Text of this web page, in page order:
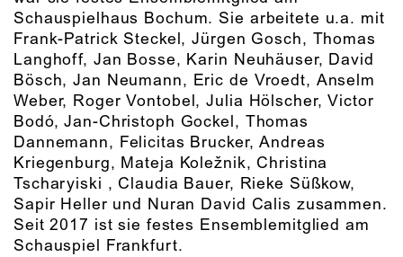
Schauspielhaus Bochum. Sie arbeitete u.a. mit
Frank-Patrick Steckel, Jürgen Gosch, Thomas
Langhoff, Jan Bosse, Karin Neuhäuser, David
Bösch, Jan Neumann, Eric de Vroedt, Anselm
Weber, Roger Vontobel, Julia Hölscher, Victor
Bodó, Jan-Christoph Gockel, Thomas
Dannemann, Felicitas Brucker, Andreas
Kriegenburg, Mateja Koležnik, Christina
Tscharyiski , Claudia Bauer, Rieke Süßkow,
Sapir Heller und Nuran David Calis zusammen.
Seit 2017 ist sie festes Ensemblemitglied am
Schauspiel Frankfurt.